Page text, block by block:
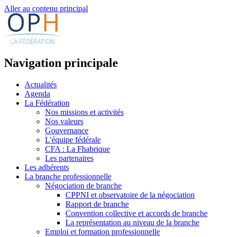
Aller au contenu principal
Navigation principale
Actualités
Agenda
La Fédération
Nos missions et activités
Nos valeurs
Gouvernance
L'équipe fédérale
CFA : La Fhabrique
Les partenaires
Les adhérents
La branche professionnelle
Négociation de branche
CPPNI et observatoire de la négociation
Rapport de branche
Convention collective et accords de branche
La représentation au niveau de la branche
Emploi et formation professionnelle